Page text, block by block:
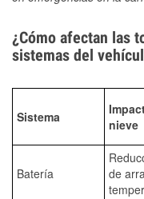
¿Cómo afectan las
sistemas del
Sistema
nieve
Batería
de